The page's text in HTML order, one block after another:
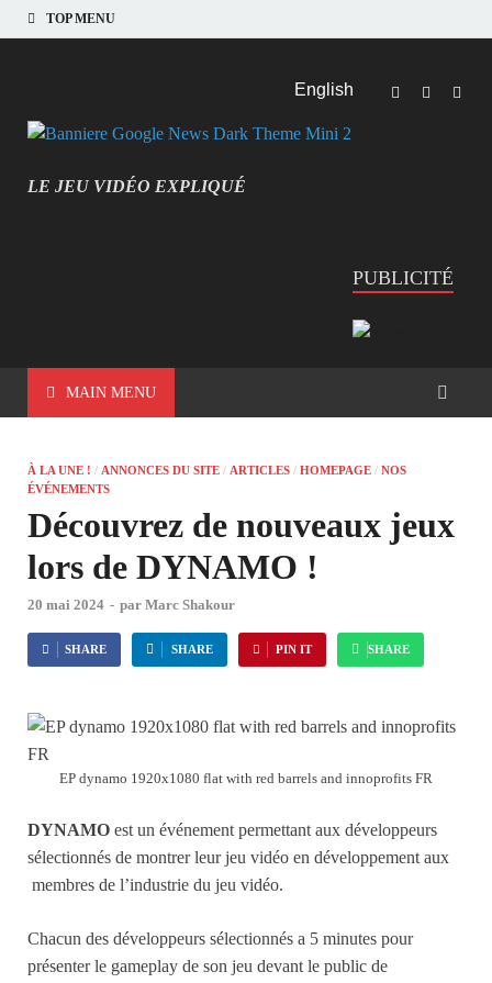
TOP MENU
English
MIEUX COMPRENDRE LES JEUX VIDÉO
LE JEU VIDÉO EXPLIQUÉ
PUBLICITÉ
MAIN MENU
À LA UNE ! / ANNONCES DU SITE / ARTICLES / HOMEPAGE / NOS
ÉVÉNEMENTS
Découvrez de nouveaux jeux
lors de DYNAMO !
20 mai 2024 - par Marc Shakour
SHARE SHARE PIN IT SHARE
EP dynamo 1920x1080 flat with red barrels and innoprofits FR
DYNAMO est un événement permettant aux développeurs
sélectionnés de montrer leur jeu vidéo en développement aux
membres de l’industrie du jeu vidéo.
Chacun des développeurs sélectionnés a 5 minutes pour
présenter le gameplay de son jeu devant le public de